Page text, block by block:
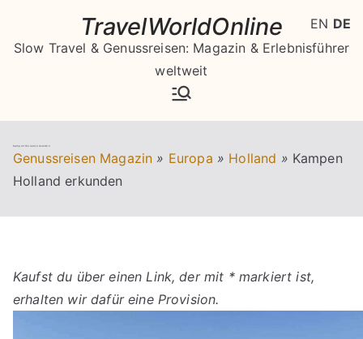
springen
TravelWorldOnline
Slow Travel & Genussreisen: Magazin & Erlebnisführer
weltweit
Kampen Holland erkunden
Genussreisen Magazin » Europa » Holland » Kampen
Holland erkunden
Kaufst du über einen Link, der mit * markiert ist,
erhalten wir dafür eine Provision.
EN DE